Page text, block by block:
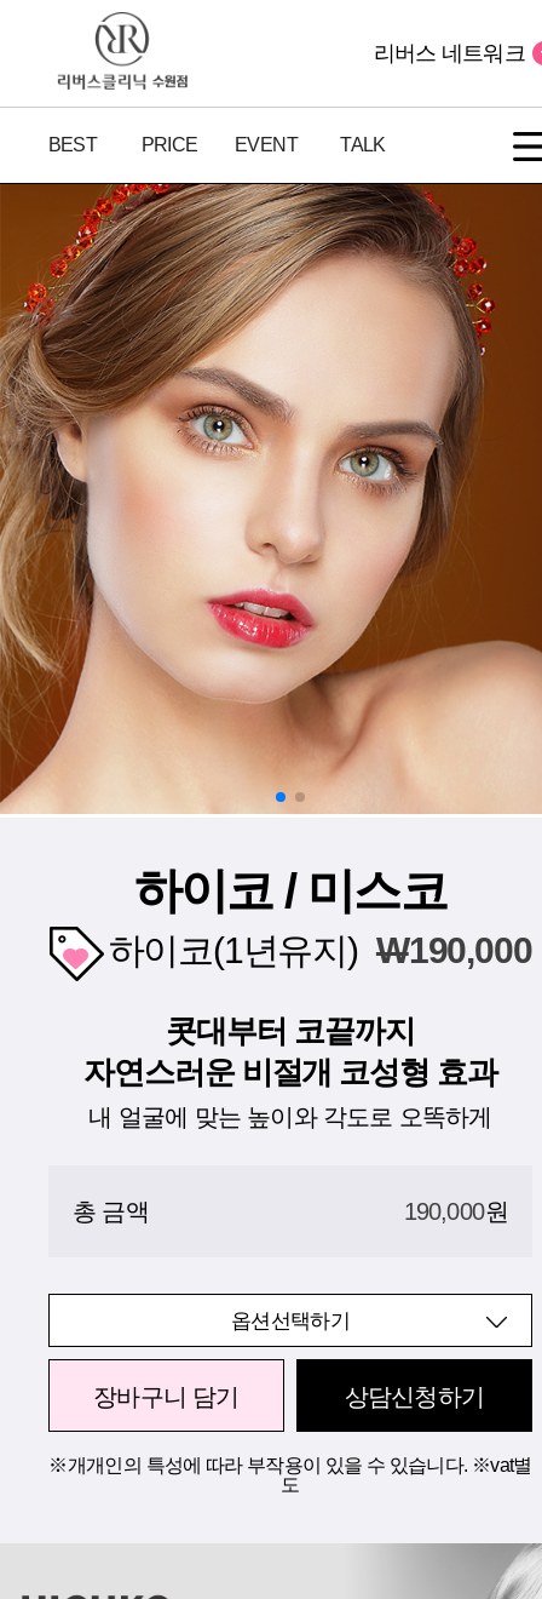
BEST PRICE EVENT TALK
리버스 네트워크
하이코 / 미스코
하이코(1년유지) W190,000
콧대부터 코끝까지
자연스러운 비절개 코성형 효과
내 얼굴에 맞는 높이와 각도로 오똑하게
총 금액 190,000원
옵션선택하기
장바구니 담기 상담신청하기
※개개인의 특성에 따라 부작용이 있을 수 있습니다. ※vat별
도